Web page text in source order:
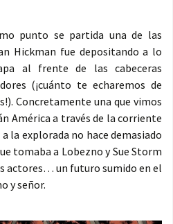
punto se partida una de las
Hickman fue depositando a lo
al frente de las cabeceras
(¡cuánto te echaremos de
Concretamente una que vimos
América a través de la corriente
la explorada no hace demasiado
tomaba a Lobezno y Sue Storm
actores… un futuro sumido en el
y señor.